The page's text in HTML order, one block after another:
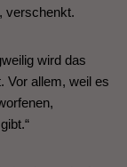
verschenkt.
wird das
Vor allem, weil es